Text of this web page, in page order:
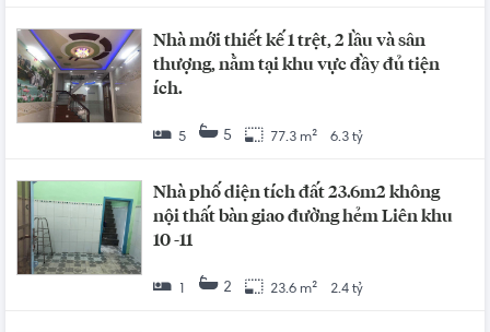
Nhà mới thiết kế 1 trệt, 2 lầu và sân
thượng, nằm tại khu vực đầy đủ tiện
ích.
5 5 77.3 m² 6.3 tỷ
Nhà phố diện tích đất 23.6m2 không
nội thất bàn giao đường hẻm Liên khu
10 -11
2 23.6 m² 2.4 tỷ